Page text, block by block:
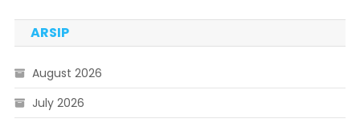
ARSIP
August 2026
July 2026